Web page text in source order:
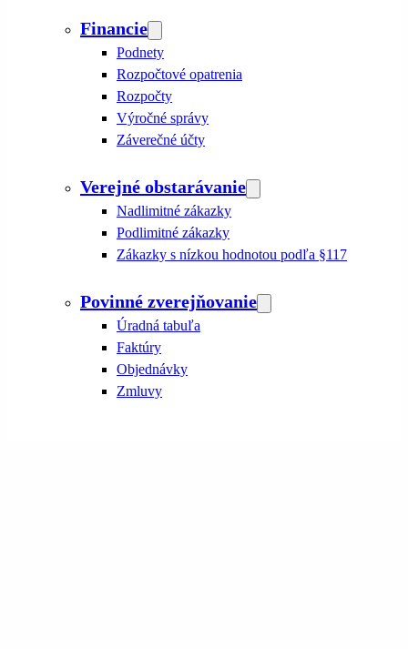
Financie
Podnety
Rozpočtové opatrenia
Rozpočty
Výročné správy
Záverečné účty
Verejné obstarávanie
Nadlimitné zákazky
Podlimitné zákazky
Zákazky s nízkou hodnotou podľa §117
Povinné zverejňovanie
Úradná tabuľa
Faktúry
Objednávky
Zmluvy